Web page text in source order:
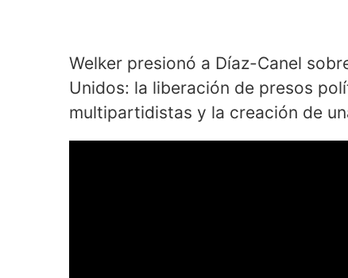
Welker presionó a Díaz-Canel
Unidos: la liberación de presos
multipartidistas y la creación de